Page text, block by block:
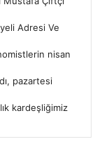
Adresi Ve
nisan
pazartesi
kardeşliğimiz